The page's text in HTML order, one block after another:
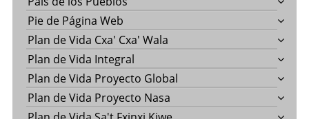
Pie de Página Web
Plan de Vida Cxa' Cxa' Wala
Plan de Vida Integral
Plan de Vida Proyecto Global
Plan de Vida Proyecto Nasa